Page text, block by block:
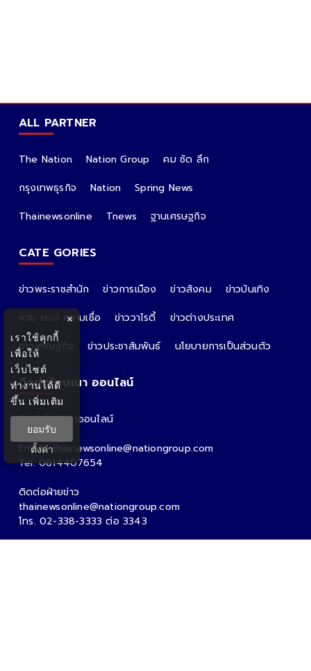
ALL PARTNER
The Nation Nation Group
คม ชัด ลึก
กรุงเทพธุรกิจ
Nation
Spring News
Thainewsonline
Tnews ฐานเศรษฐกิจ
CATE GORIES
ข่าวพระราชสำนัก ข่าวการเมือง ข่าวสังคม
ข่าวบันเทิง
หวย ดวง ความเชื่อ
ข่าววาไรตี้
ข่าวต่างประเทศ
ข่าวเศรษฐกิจ
ข่าวประชาสัมพันธ์ นโยบายการเป็นส่วนตัว
ติดต่อโฆษณา ออนไลน์
ติดต่อโฆษณาออนไลน์
คุณอ้อ
Email : thainewsonline@nationgroup.com
Tel: 0814407654
ติดต่อฝ่ายข่าว
thainewsonline@nationgroup.com
โทร. 02-338-3333 ต่อ 3343
×
เราใช้คุกกี้
เพื่อให้
เว็บไซต์
ทำงานได้ดี
ขึ้น เพิ่มเติม
ยอมรับ
ตั้งค่า